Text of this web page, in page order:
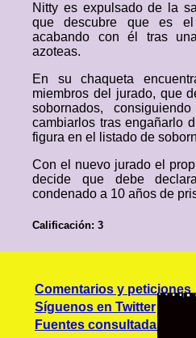
Nitty es expulsado de la
que descubre que es
acabando con él tras
azoteas.
En su chaqueta
miembros del jurado, que
sobornados,
cambiarlos tras engañarlo
figura en el listado de
Con el nuevo jurado el
decide que debe
condenado a 10 años de
Calificación: 3
Comentarios y peticiones
Síguenos en Twitter
Fuentes consultadas